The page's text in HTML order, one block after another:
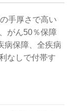
手厚さで高い
がん50％保障
病保障、全疾病
なしで付帯す